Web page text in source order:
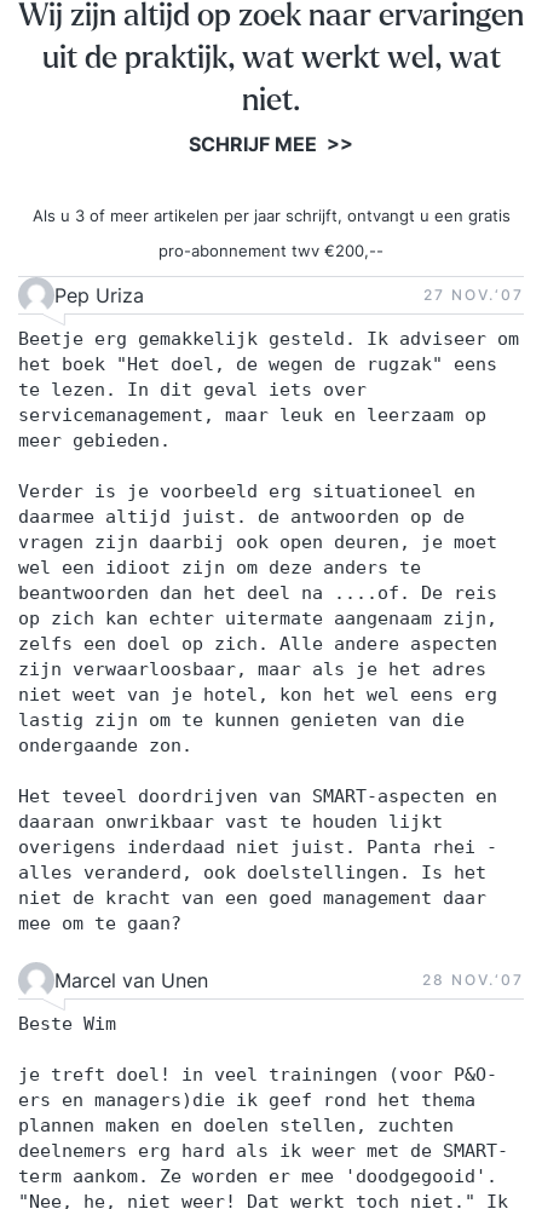
Wij zijn altijd op zoek naar ervaringen
uit de praktijk, wat werkt wel, wat
niet.
SCHRIJF MEE >>
Als u 3 of meer artikelen per jaar schrijft, ontvangt u een gratis
pro-abonnement twv €200,--
Pep Uriza 27 NOV.‘07
Beetje erg gemakkelijk gesteld. Ik adviseer om
het boek "Het doel, de wegen de rugzak" eens
te lezen. In dit geval iets over
servicemanagement, maar leuk en leerzaam op
meer gebieden.
Verder is je voorbeeld erg situationeel en
daarmee altijd juist. de antwoorden op de
vragen zijn daarbij ook open deuren, je moet
wel een idioot zijn om deze anders te
beantwoorden dan het deel na ....of. De reis
op zich kan echter uitermate aangenaam zijn,
zelfs een doel op zich. Alle andere aspecten
zijn verwaarloosbaar, maar als je het adres
niet weet van je hotel, kon het wel eens erg
lastig zijn om te kunnen genieten van die
ondergaande zon.
Het teveel doordrijven van SMART-aspecten en
daaraan onwrikbaar vast te houden lijkt
overigens inderdaad niet juist. Panta rhei -
alles veranderd, ook doelstellingen. Is het
niet de kracht van een goed management daar
mee om te gaan?
Marcel van Unen 28 NOV.‘07
Beste Wim
je treft doel! in veel trainingen (voor P&O-
ers en managers)die ik geef rond het thema
plannen maken en doelen stellen, zuchten
deelnemers erg hard als ik weer met de SMART-
term aankom. Ze worden er mee 'doodgegooid'.
"Nee, he, niet weer! Dat werkt toch niet." Ik